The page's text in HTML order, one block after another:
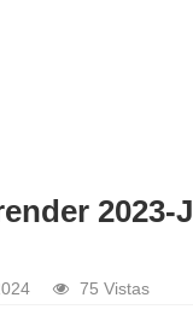
75 Vistas